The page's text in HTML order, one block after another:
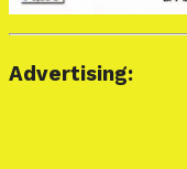
Advertising: